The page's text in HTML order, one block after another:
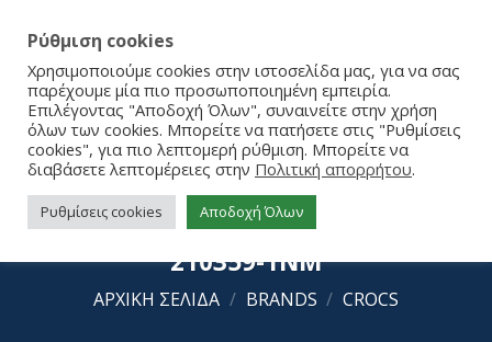
Crocs Classic Rocket Ship Clog t
210359-1NM
ΑΡΧΙΚΉ ΣΕΛΊΔΑ / BRANDS / CROCS
Ρύθμιση cookies
Χρησιμοποιούμε cookies στην ιστοσελίδα μας, για να σας
παρέχουμε μία πιο προσωποποιημένη εμπειρία.
Επιλέγοντας "Αποδοχή Όλων", συναινείτε στην χρήση
όλων των cookies. Μπορείτε να πατήσετε στις "Ρυθμίσεις
cookies", για πιο λεπτομερή ρύθμιση. Μπορείτε να
διαβάσετε λεπτομέρειες στην Πολιτική απορρήτου.
Ρυθμίσεις cookies Αποδοχή Όλων